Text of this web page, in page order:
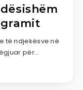
të ndjekësve në
për…